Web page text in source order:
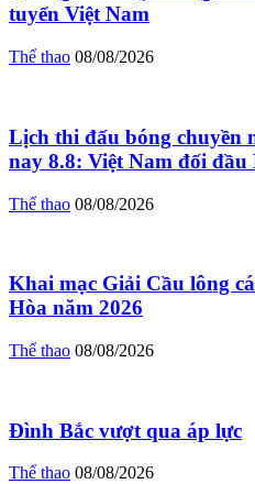
tuyển Việt Nam
Thể thao 08/08/2026
Lịch thi đấu bóng chuyền
nay 8.8: Việt Nam đối đầu
Thể thao 08/08/2026
Khai mạc Giải Cầu lông
Hòa năm 2026
Thể thao 08/08/2026
Đình Bắc vượt qua áp lực
Thể thao 08/08/2026